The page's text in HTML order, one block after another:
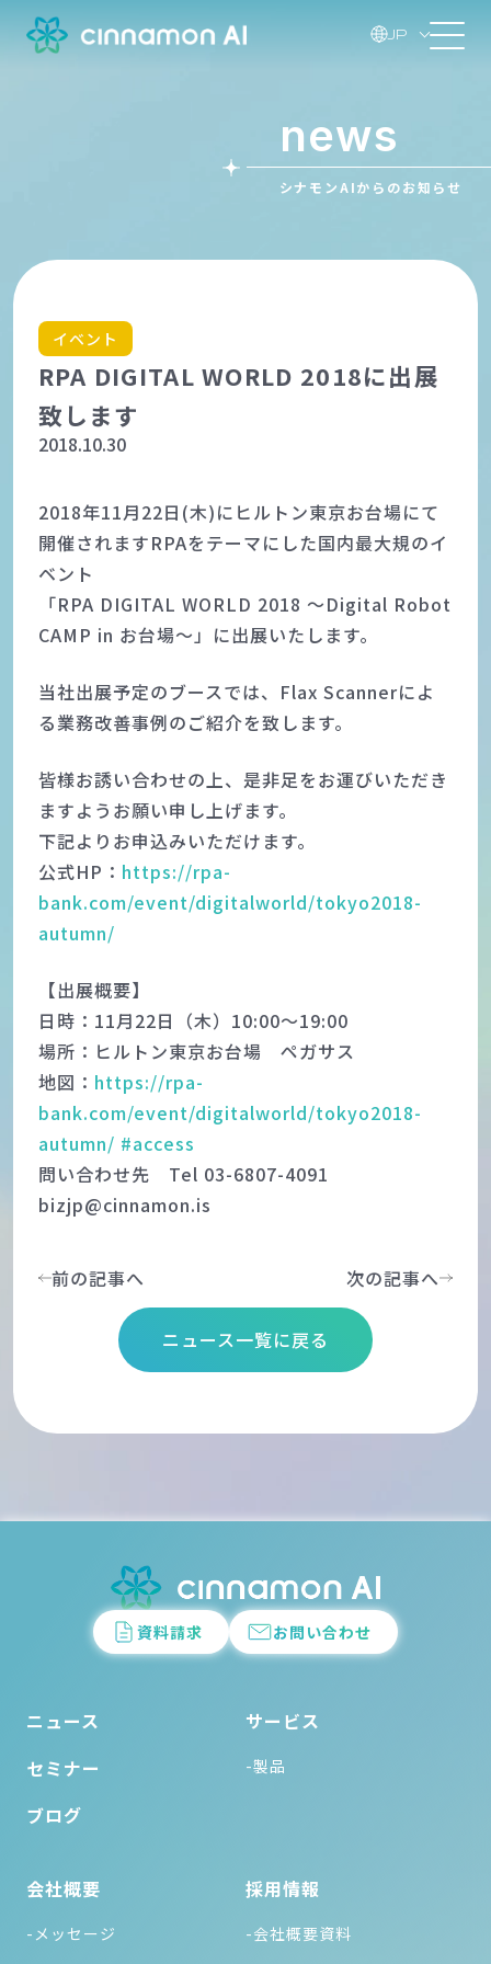
JP
news
シナモンAIからのお知らせ
イベント
RPA DIGITAL WORLD 2018に出展
致します
2018.10.30
2018年11月22日(木)にヒルトン東京お台場にて
開催されますRPAをテーマにした国内最大規のイ
ベント
「RPA DIGITAL WORLD 2018 ～Digital Robot
CAMP in お台場～」に出展いたします。
当社出展予定のブースでは、Flax Scannerによ
る業務改善事例のご紹介を致します。
皆様お誘い合わせの上、是非足をお運びいただき
ますようお願い申し上げます。
下記よりお申込みいただけます。
公式HP： https://rpa-
bank.com/event/digitalworld/tokyo2018-
autumn/
【出展概要】
日時：11月22日（木）10:00～19:00
場所：ヒルトン東京お台場 ペガサス
地図： https://rpa-
bank.com/event/digitalworld/tokyo2018-
autumn/ #access
問い合わせ先 Tel 03-6807-4091
bizjp@cinnamon.is
前の記事へ
ニュース一覧に戻る
次の記事へ
資料請求 お問い合わせ
ニュース
セミナー
ブログ
サービス
-製品
会社概要
-メッセージ
採用情報
-会社概要資料